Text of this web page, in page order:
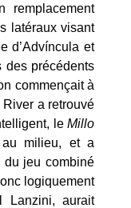
remplacement
latéraux visant
d’Advíncula et
des précédents
commençait à
a retrouvé
le Millo
milieu, et a
du jeu combiné
logiquement
Lanzini, aurait